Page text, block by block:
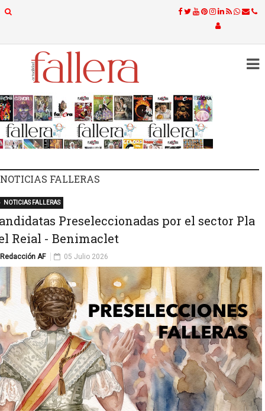
NOTICIAS FALLERAS
Preseleccionadas por el sector Pla
Reial - Benimaclet
Redacción AF
NOTICIAS FALLERAS
05 Julio 2026